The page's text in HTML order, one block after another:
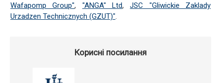
Wafapomp Group", "ANGA" Ltd,JSC "Gliwickie Zaklady
Urzadzen Technicznych (GZUT)".
Корисні посилання